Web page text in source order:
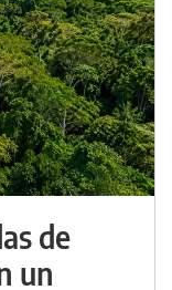
de
un